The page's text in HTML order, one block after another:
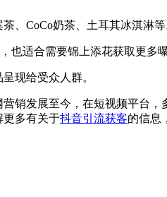
CoCo奶茶、土耳其冰淇淋等
适合需要锦上添花获取更多曝
现给受众人群。
发展至今，在短视频平台，
更多有关于抖音引流获客的信息